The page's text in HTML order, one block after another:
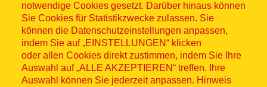
notwendige Cookies gesetzt. Darüber hinaus können
Sie Cookies für Statistikzwecke zulassen. Sie
können die Datenschutzeinstellungen anpassen,
indem Sie auf „EINSTELLUNGEN“ klicken
oder allen Cookies direkt zustimmen, indem Sie Ihre
Auswahl auf „ALLE AKZEPTIEREN“ treffen. Ihre
Auswahl können Sie jederzeit anpassen. Hinweis
Sitemap